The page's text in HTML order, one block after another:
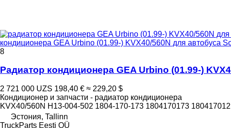
кондиционера GEA Urbino (01.99-) KVX40/560N для автобуса
8
Радиатор кондиционера GEA Urbino (01.99-)
2 721 000 UZS 198,40 € ≈ 229,20 $
Кондиционер и запчасти - радиатор кондиционера
KVX40/560N H13-004-502 1804-170-173 1804170173
Эстония, Tallinn
TruckParts Eesti OÜ